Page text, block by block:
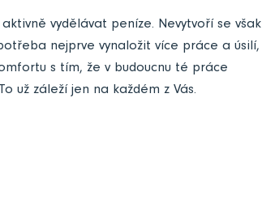
vydělávat peníze. Nevytvoří se však
nejprve vynaložit více práce a úsilí,
s tím, že v budoucnu té práce
už záleží jen na každém z Vás.